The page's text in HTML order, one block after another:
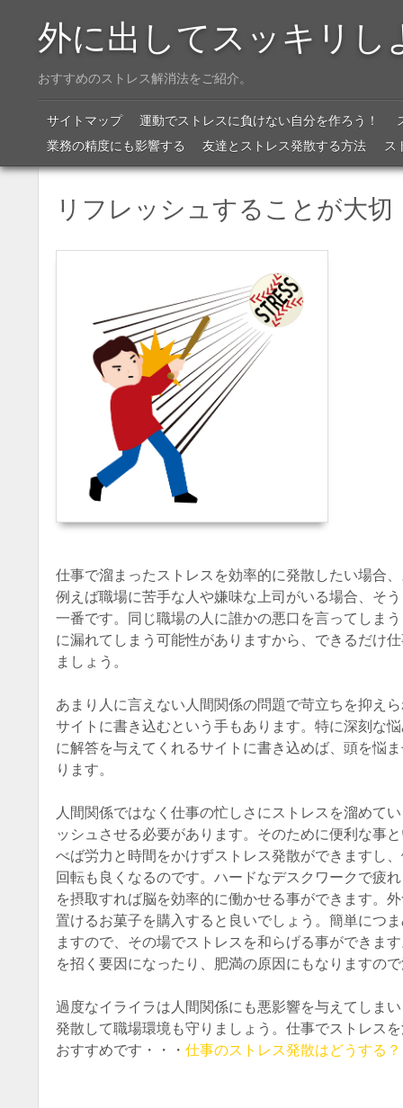
外に出してスッキリし
おすすめのストレス解消法をご紹介。
Menu
SKIP TO CONTENT
サイトマップ 運動でストレスに負けない自分を作ろう！
業務の精度にも影響する
友達とストレス発散する方法 ス
リフレッシュすることが大切
仕事で溜まったストレスを効率的に発散したい場合
例えば職場に苦手な人や嫌味な上司がいる場合、そ
一番です。同じ職場の人に誰かの悪口を言ってしま
に漏れてしまう可能性がありますから、できるだけ
ましょう。
あまり人に言えない人間関係の問題で苛立ちを抑え
サイトに書き込むという手もあります。特に深刻な
に解答を与えてくれるサイトに書き込めば、頭を悩
ります。
人間関係ではなく仕事の忙しさにストレスを溜めて
ッシュさせる必要があります。そのために便利な事
べば労力と時間をかけずストレス発散ができますし
回転も良くなるのです。ハードなデスクワークで疲
を摂取すれば脳を効率的に働かせる事ができます。
置けるお菓子を購入すると良いでしょう。簡単につ
ますので、その場でストレスを和らげる事ができま
を招く要因になったり、肥満の原因にもなりますの
過度なイライラは人間関係にも悪影響を与えてしま
発散して職場環境も守りましょう。仕事でストレス
おすすめです・・・ 仕事のストレス発散はどうする？